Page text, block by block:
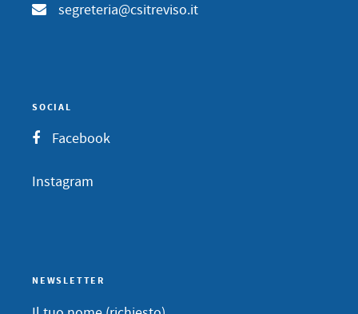
segreteria@csitreviso.it
SOCIAL
Facebook
Instagram
NEWSLETTER